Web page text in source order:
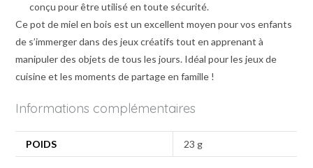
conçu pour être utilisé en toute sécurité.
Ce pot de miel en bois est un excellent moyen pour vos enfants
de s’immerger dans des jeux créatifs tout en apprenant à
manipuler des objets de tous les jours. Idéal pour les jeux de
cuisine et les moments de partage en famille !
Informations complémentaires
POIDS 23 g